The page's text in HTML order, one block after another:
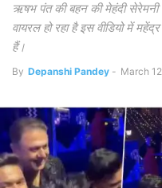
ऋषभ पंत की बहन की मेहंदी सेरेमनी
वायरल हो रहा है इस वीडियो में
हैं।
By Depanshi Pandey - March